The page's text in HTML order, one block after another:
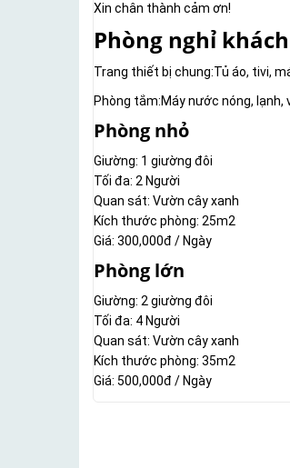
Xin chân thành cảm ơn!
Phòng nghỉ
Trang thiết bị chung:Tủ áo, tivi,
Phòng tắm:Máy nước nóng, lạnh,
Phòng nhỏ
Giường: 1 giường đôi
Tối đa: 2 Người
Quan sát: Vườn cây xanh
Kích thước phòng: 25m2
Giá: 300,000đ / Ngày
Phòng lớn
Giường: 2 giường đôi
Tối đa: 4 Người
Quan sát: Vườn cây xanh
Kích thước phòng: 35m2
Giá: 500,000đ / Ngày